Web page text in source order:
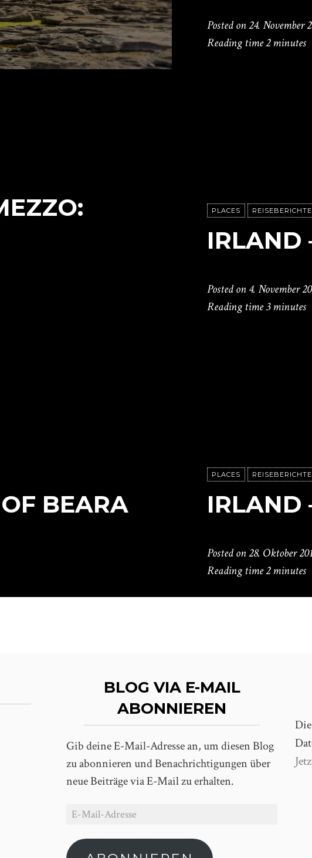
Posted on24. November
Reading time2 minutes
PLACES REISEBERICHTE
IRLAND
Posted on4. November
Reading time3 minutes
BEARA
PLACES REISEBERICHTE
IRLAND
Posted on28. Oktober
Reading time2 minutes
BLOG VIA E-MAIL
ABONNIEREN
Gib deine E-Mail-Adresse an, um diesen Blog
zu abonnieren und Benachrichtigungen über
neue Beiträge via E-Mail zu erhalten.